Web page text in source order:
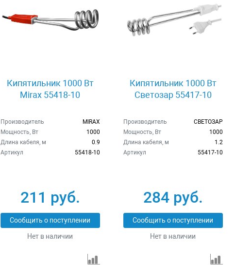
Кипятильник 1000 Вт
Mirax 55418-10
Производитель
MIRAX
Мощность, Вт
1000
Длина кабеля, м
0.9
Артикул
55418-10
211 руб.
Сообщить о поступлении
Нет в наличии
Кипятильник 1000 Вт
Светозар 55417-10
Производитель
СВЕТОЗАР
Мощность, Вт
1000
Длина кабеля, м
1.2
Артикул
55417-10
284 руб.
Сообщить о поступлении
Нет в наличии